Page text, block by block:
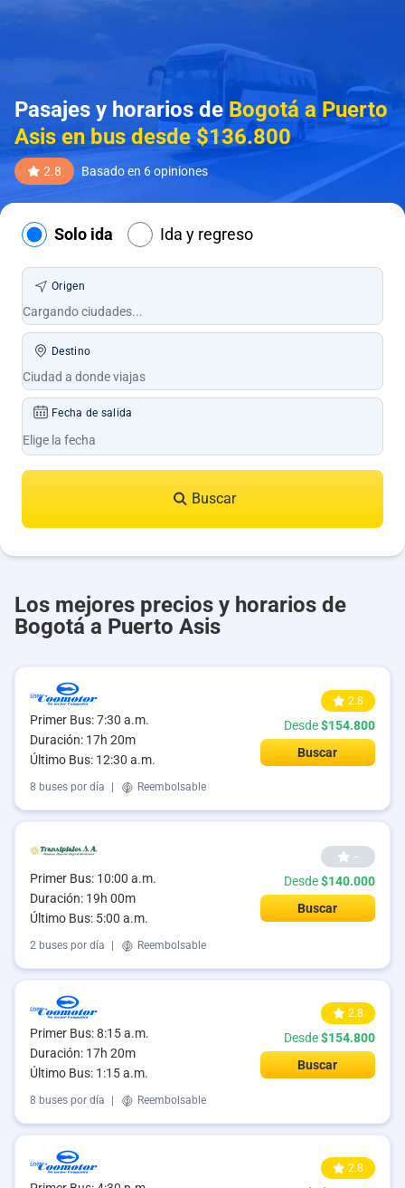
Pasajes y horarios de Bogotá a Puerto
Asis en bus desde $136.800
2.8 Basado en 6 opiniones
Solo ida Ida y regreso
Origen
Destino
Fecha de salida
Buscar
Los mejores precios y horarios de
Bogotá a Puerto Asis
Primer Bus: 7:30 a.m.
Duración: 17h 20m
Último Bus: 12:30 a.m.
2.8
Desde$154.800
Buscar
8 buses por día Reembolsable
Primer Bus: 10:00 a.m.
Duración: 19h 00m
Último Bus: 5:00 a.m.
--
Desde$140.000
Buscar
2 buses por día Reembolsable
Primer Bus: 8:15 a.m.
Duración: 17h 20m
Último Bus: 1:15 a.m.
2.8
Desde$154.800
Buscar
8 buses por día Reembolsable
2.8